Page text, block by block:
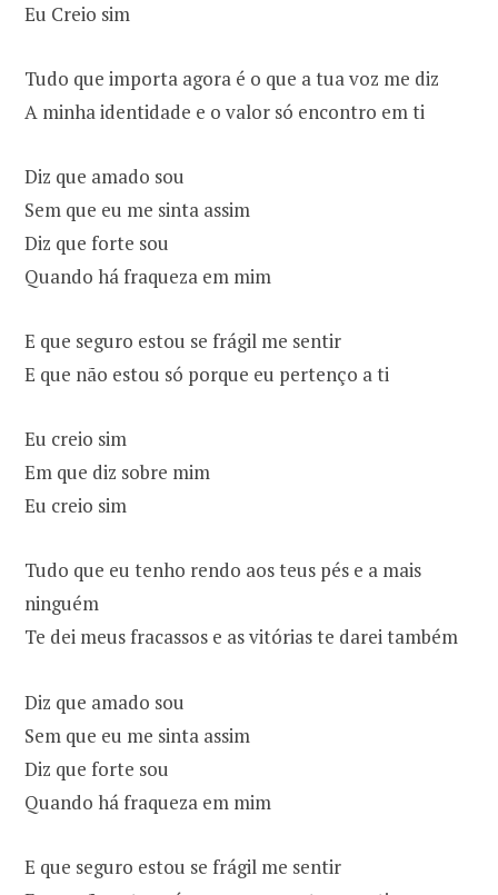
Eu Creio sim
Tudo que importa agora é o que a tua voz me diz
A minha identidade e o valor só encontro em ti
Diz que amado sou
Sem que eu me sinta assim
Diz que forte sou
Quando há fraqueza em mim
E que seguro estou se frágil me sentir
E que não estou só porque eu pertenço a ti
Eu creio sim
Em que diz sobre mim
Eu creio sim
Tudo que eu tenho rendo aos teus pés e a mais
ninguém
Te dei meus fracassos e as vitórias te darei também
Diz que amado sou
Sem que eu me sinta assim
Diz que forte sou
Quando há fraqueza em mim
E que seguro estou se frágil me sentir